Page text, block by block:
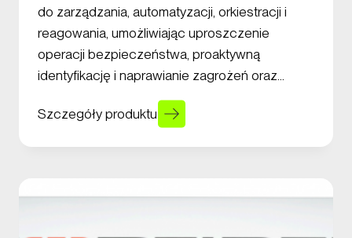
do zarządzania, automatyzacji, orkiestracji i
reagowania, umożliwiając uproszczenie
operacji bezpieczeństwa, proaktywną
identyfikację i naprawianie zagrożeń oraz…
Szczegóły produktu